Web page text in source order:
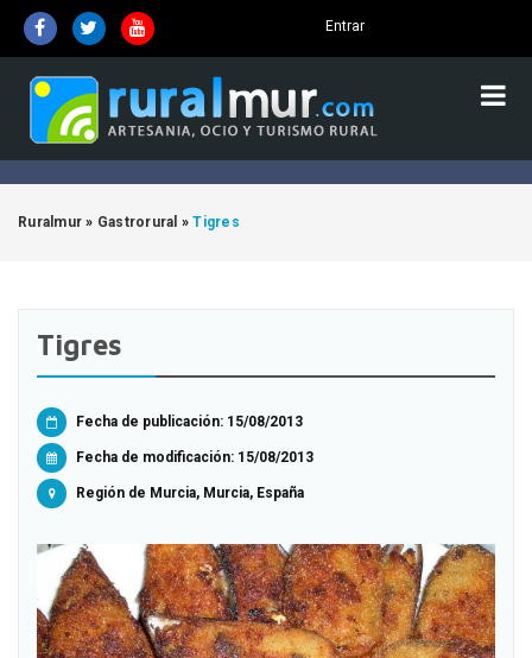
Entrar
Ruralmur » Gastrorural »Tigres
Tigres
Fecha de publicación: 15/08/2013
Fecha de modificación: 15/08/2013
Región de Murcia, Murcia, España